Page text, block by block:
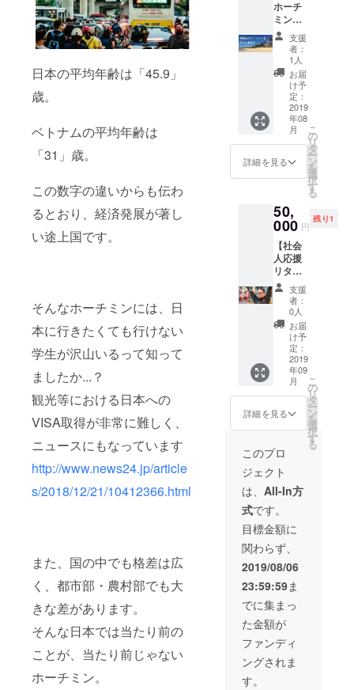
日本の平均年齢は「45.9」
歳。
ベトナムの平均年齢は
「31」歳。
この数字の違いからも伝わ
るとおり、経済発展が著し
い途上国です。
そんなホーチミンには、日
本に行きたくても行けない
学生が沢山いるって知って
ましたか...？
観光等における日本への
VISA取得が非常に難しく、
ニュースにもなっています
http://www.news24.jp/article
s/2018/12/21/10412366.html
また、国の中でも格差は広
く、都市部・農村部でも大
きな差があります。
そんな日本では当たり前の
ことが、当たり前じゃない
ホーチミン。
ホーチ
ミンで
御社名
の入っ
たTシャ
ツを
ずっと
着ます
※支援
時、必
ず備考
欄にご
希望の
企業名
をご記
さい。
記入の
無い場
合は、
別途企
業名を
お伺
い、ご
連絡差
し上げ
ます。
支援
者：
1人
お届
け予
定：
2019
年08
月
詳細を見る
こ
の
リ
タ
ー
ン
を
選
択
す
る
50,
000 円
残り1
【社会
人応援
リター
ン １】
長野県
塩尻市
役所の
スー
パー公
務員、
山田崇
さんが
講演会
をして
くださ
いま
す！ 場
所は都
内限
定。日
程は後
日、要
相談と
なりま
す。 原
則とし
て移動
費、宿
泊費は
別途お
支払い
いただ
きま
す。
支援
者：
0人
お届
け予
定：
2019
年09
月
詳細を見る
こ
の
リ
タ
ー
ン
を
選
択
す
る
このプロ
ジェクト
は、 All-In方
式です。
目標金額に
関わらず、
2019/08/06
23:59:59ま
でに集まっ
た金額が
ファンディ
ングされま
す。